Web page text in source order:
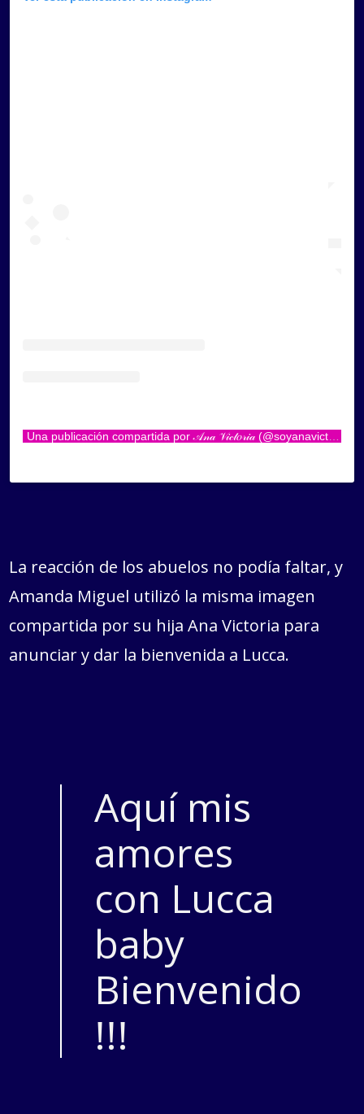
Una publicación compartida por 𝒜𝓃𝒶 𝒱𝒾𝒸𝓉𝑜𝓇𝒾𝒶 (@soyanavictoria)
La reacción de los abuelos no podía faltar, y
Amanda Miguel utilizó la misma imagen
compartida por su hija Ana Victoria para
anunciar y dar la bienvenida a Lucca.
Aquí mis
amores
con Lucca
baby
Bienvenido
!!!